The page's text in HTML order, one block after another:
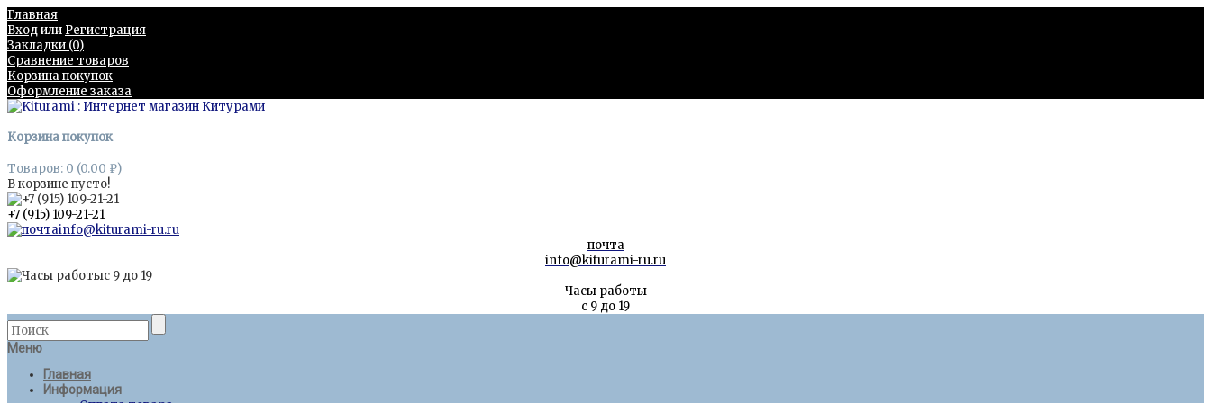
Главная
Входили Регистрация
Закладки (0)
Сравнение товаров
Корзина покупок
Оформление заказа
Корзина покупок
Товаров: 0 (0.00 ₽)
В корзине пусто!
+7 (915) 109-21-21
почта
info@kiturami-ru.ru
Часы работы
с 9 до 19
Меню
Главная
Информация